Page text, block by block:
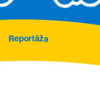
Reportāža